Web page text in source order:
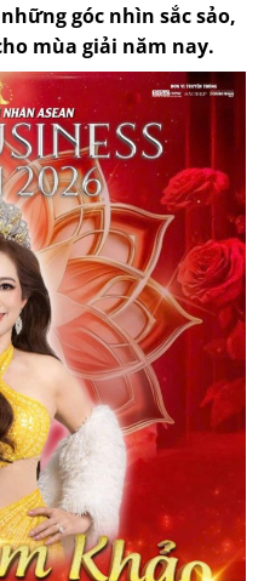
góc nhìn sắc sảo,
mùa giải năm nay.